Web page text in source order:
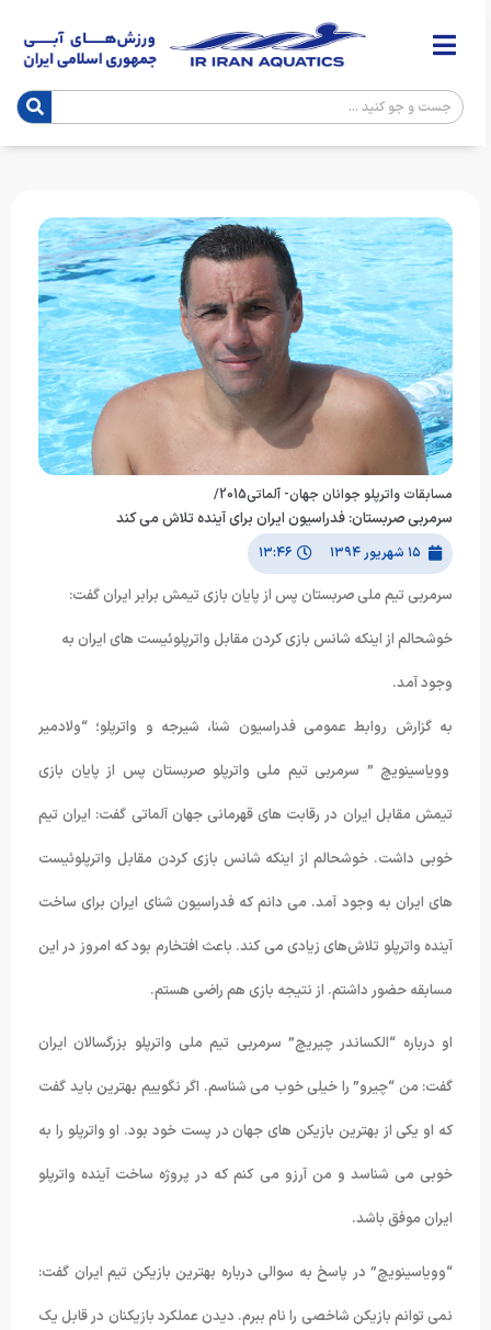
مسابقات واترپلو جوانان جهان- آلماتی2015/
سرمربی صربستان: فدراسیون ایران برای آینده تلاش می کند
۱۵ شهریور ۱۳۹۴ ۱۳:۴۶
سرمربی تیم ملی صربستان پس از پایان بازی تیمش برابر ایران گفت:
خوشحالم از اینکه شانس بازی کردن مقابل واترپلوئیست های ایران به
وجود آمد.
به گزارش روابط عمومی فدراسیون شنا، شیرجه و واترپلو؛ “ولادمیر
وویاسینویچ ” سرمربی تیم ملی واترپلو صربستان پس از پایان بازی
تیمش مقابل ایران در رقابت های قهرمانی جهان آلماتی گفت: ایران تیم
خوبی داشت. خوشحالم از اینکه شانس بازی کردن مقابل واترپلوئیست
های ایران به وجود آمد. می دانم که فدراسیون شنای ایران برای ساخت
آینده واترپلو تلاش‌های زیادی می کند. باعث افتخارم بود که امروز در این
مسابقه حضور داشتم. از نتیجه بازی هم راضی هستم.
او درباره “الکساندر چیریچ” سرمربی تیم ملی واترپلو بزرگسالان ایران
گفت: من “چیرو” را خیلی خوب می شناسم. اگر نگوییم بهترین باید گفت
که او یکی از بهترین بازیکن های جهان در پست خود بود. او واترپلو را به
خوبی می شناسد و من آرزو می کنم که در پروژه ساخت آینده واترپلو
ایران موفق باشد.
“وویاسینویچ” در پاسخ به سوالی درباره بهترین بازیکن تیم ایران گفت:
نمی توانم بازیکن شاخصی را نام ببرم. دیدن عملکرد بازیکنان در قابل یک